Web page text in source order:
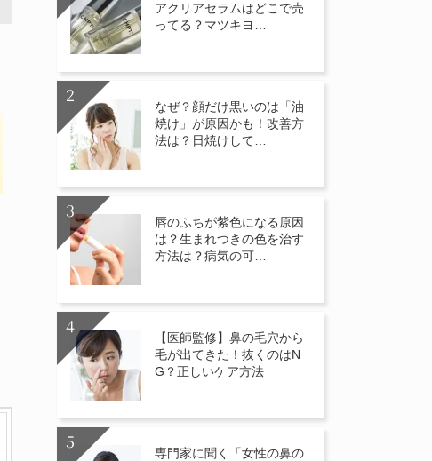
アクリアセラムはどこで売
ってる？マツキヨ…
なぜ？顔だけ黒いのは「油
焼け」が原因かも！改善方
法は？日焼けして…
唇のふちが紫色になる原因
は？生まれつきの色を治す
方法は？病気の可…
【医師監修】鼻の毛穴から
毛が出てきた！抜くのはN
G？正しいケア方法
専門家に聞く「女性の鼻の